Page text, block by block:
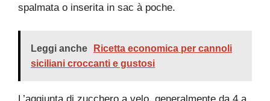
spalmata o inserita in sac à poche.
Leggi anche
Ricetta economica per cannoli
siciliani croccanti e gustosi
L’aggiunta di zucchero a velo, generalmente da 4 a